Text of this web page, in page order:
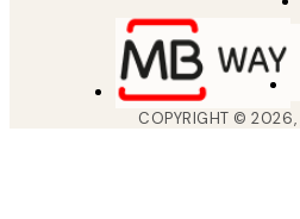
COPYRIGHT ©2026,